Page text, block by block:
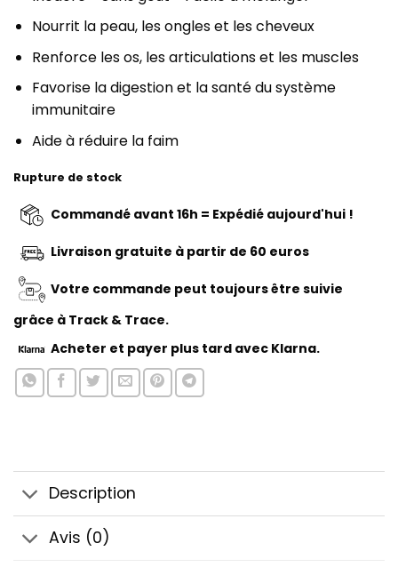
Nourrit la peau, les ongles et les cheveux
Renforce les os, les articulations et les muscles
Favorise la digestion et la santé du système
immunitaire
Aide à réduire la faim
Rupture de stock
Commandé avant 16h = Expédié aujourd'hui !
Livraison gratuite à partir de 60 euros
Votre commande peut toujours être suivie
grâce à Track & Trace.
Acheter et payer plus tard avec Klarna.
Description
Avis (0)